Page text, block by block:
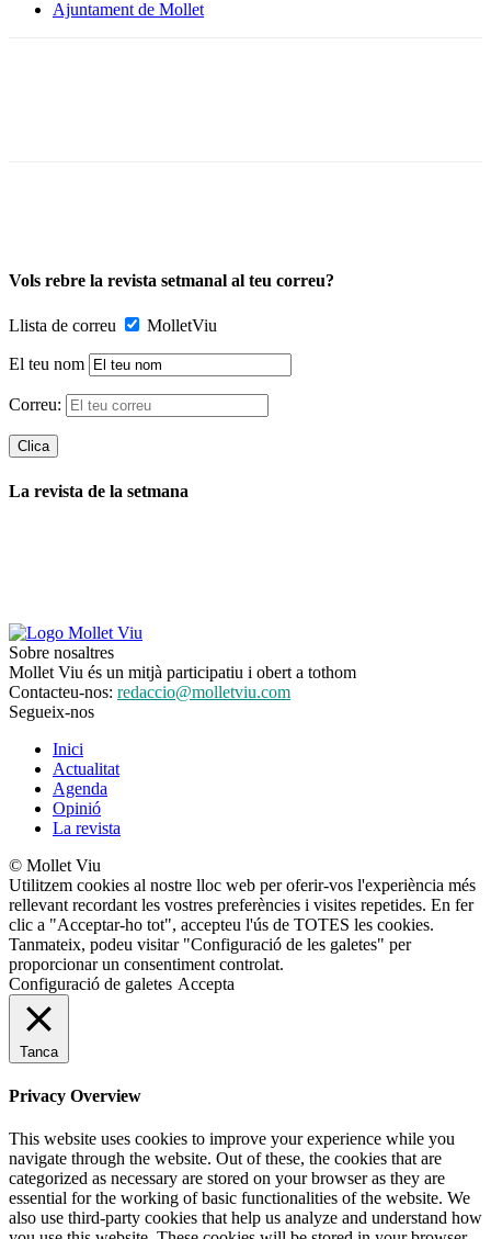
Ajuntament de Mollet
Vols rebre la revista setmanal al teu correu?
Llista de correu MolletViu
El teu nom
Correu:
La revista de la setmana
Sobre nosaltres
Mollet Viu és un mitjà participatiu i obert a tothom
Contacteu-nos: redaccio@molletviu.com
Segueix-nos
Inici
Actualitat
Agenda
Opinió
La revista
© Mollet Viu
Utilitzem cookies al nostre lloc web per oferir-vos l'experiència més
rellevant recordant les vostres preferències i visites repetides. En fer
clic a "Acceptar-ho tot", accepteu l'ús de TOTES les cookies.
Tanmateix, podeu visitar "Configuració de les galetes" per
proporcionar un consentiment controlat.
Configuració de galetes Accepta
Tanca
Privacy Overview
This website uses cookies to improve your experience while you
navigate through the website. Out of these, the cookies that are
categorized as necessary are stored on your browser as they are
essential for the working of basic functionalities of the website. We
also use third-party cookies that help us analyze and understand how